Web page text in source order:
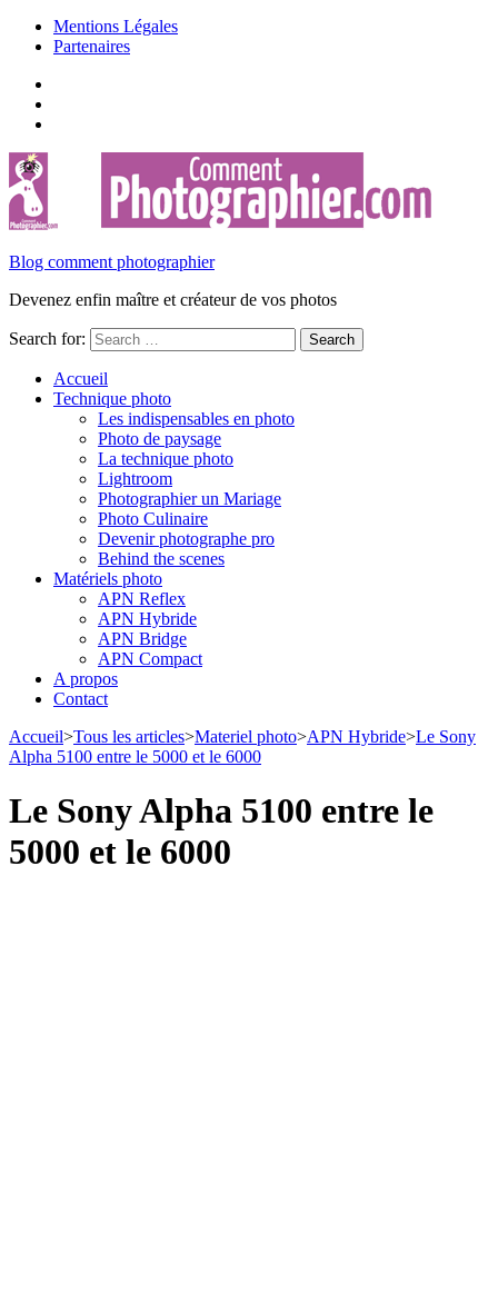
Mentions Légales
Partenaires
Blog comment photographier
Devenez enfin maître et créateur de vos photos
Search for:
Accueil
Technique photo
Les indispensables en photo
Photo de paysage
La technique photo
Lightroom
Photographier un Mariage
Photo Culinaire
Devenir photographe pro
Behind the scenes
Matériels photo
APN Reflex
APN Hybride
APN Bridge
APN Compact
A propos
Contact
Accueil>Tous les articles>Materiel photo>APN Hybride>Le Sony
Alpha 5100 entre le 5000 et le 6000
Le Sony Alpha 5100 entre le
5000 et le 6000